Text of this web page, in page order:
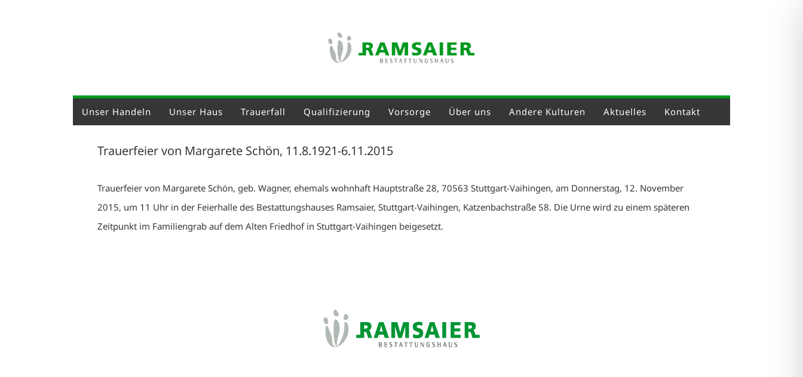
Unser Handeln Unser Haus Trauerfall Qualifizierung Vorsorge Über uns Andere Kulturen Aktuelles Kontakt
Trauerfeier von Margarete Schön, 11.8.1921-6.11.2015
Trauerfeier von Margarete Schön, geb. Wagner, ehemals wohnhaft Hauptstraße 28, 70563 Stuttgart-Vaihingen, am Donnerstag, 12. November
2015, um 11 Uhr in der Feierhalle des Bestattungshauses Ramsaier, Stuttgart-Vaihingen, Katzenbachstraße 58. Die Urne wird zu einem späteren
Zeitpunkt im Familiengrab auf dem Alten Friedhof in Stuttgart-Vaihingen beigesetzt.